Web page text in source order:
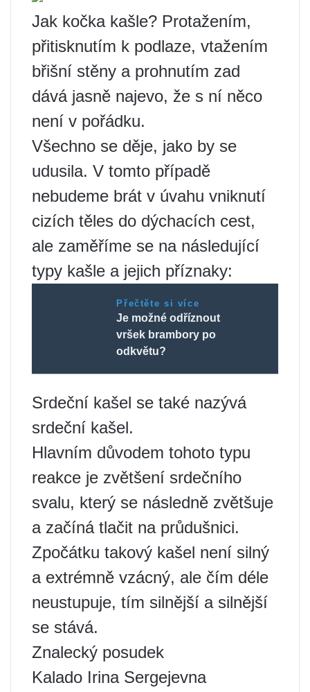
Jak kočka kašle? Protažením,
přitisknutím k podlaze, vtažením
břišní stěny a prohnutím zad
dává jasně najevo, že s ní něco
není v pořádku.
Všechno se děje, jako by se
udusila. V tomto případě
nebudeme brát v úvahu vniknutí
cizích těles do dýchacích cest,
ale zaměříme se na následující
typy kašle a jejich příznaky:
Přečtěte si více
Je možné odříznout
vršek brambory po
odkvětu?
Srdeční kašel se také nazývá
srdeční kašel.
Hlavním důvodem tohoto typu
reakce je zvětšení srdečního
svalu, který se následně zvětšuje
a začíná tlačit na průdušnici.
Zpočátku takový kašel není silný
a extrémně vzácný, ale čím déle
neustupuje, tím silnější a silnější
se stává.
Znalecký posudek
Kalado Irina Sergejevna